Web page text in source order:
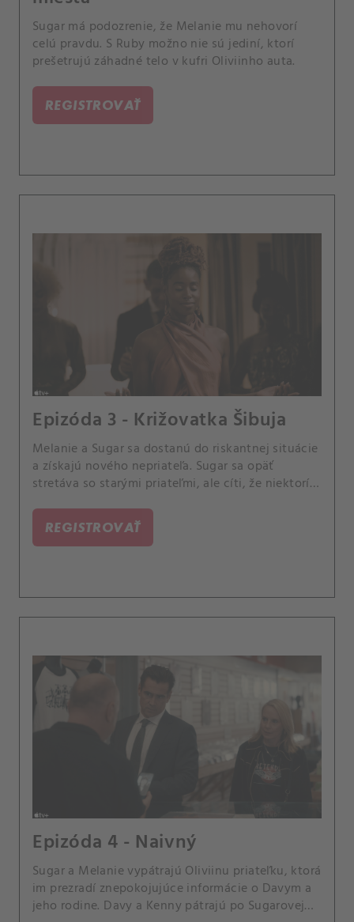
Sugar má podozrenie, že Melanie mu nehovorí
celú pravdu. S Ruby možno nie sú jediní, ktorí
prešetrujú záhadné telo v kufri Oliviinho auta.
REGISTROVAŤ
Epizóda 3 - Križovatka Šibuja
Melanie a Sugar sa dostanú do riskantnej situácie
a získajú nového nepriateľa. Sugar sa opäť
stretáva so starými priateľmi, ale cíti, že niektorí z
REGISTROVAŤ
Epizóda 4 - Naivný
Sugar a Melanie vypátrajú Oliviinu priateľku, ktorá
im prezradí znepokojujúce informácie o Davym a
jeho rodine. Davy a Kenny pátrajú po Sugarovej